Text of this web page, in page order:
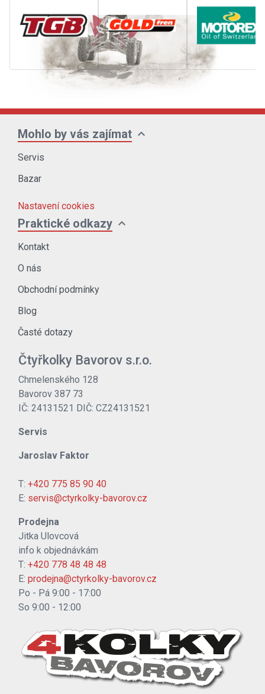
Mohlo by vás zajímat expand_more
Servis
Bazar
Nastavení cookies
Praktické odkazy expand_more
Kontakt
O nás
Obchodní podmínky
Blog
Časté dotazy
Čtyřkolky Bavorov s.r.o.
Chmelenského 128
Bavorov 387 73
IČ: 24131521 DIČ: CZ24131521
Servis
Jaroslav Faktor
T: +420 775 85 90 40
E: servis@ctyrkolky-bavorov.cz
Prodejna
Jitka Ulovcová
info k objednávkám
T: +420 778 48 48 48
E: prodejna@ctyrkolky-bavorov.cz
Po - Pá 9:00 - 17:00
So 9:00 - 12:00